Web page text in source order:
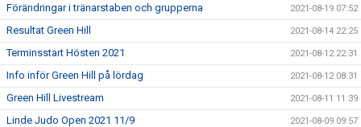
Förändringar i tränarstaben och grupperna 2021-08-19 07:52
Resultat Green Hill 2021-08-14 22:25
Terminsstart Hösten 2021 2021-08-12 22:31
Info inför Green Hill på lördag 2021-08-12 08:31
Green Hill Livestream 2021-08-11 11:39
Linde Judo Open 2021 11/9 2021-08-09 09:57